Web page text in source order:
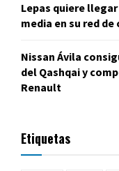
Lepas quiere
media en su red
Nissan Ávila
del Qashqai y
Renault
Etiquetas